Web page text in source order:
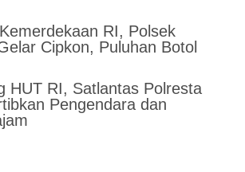
RI, Polsek
Cipkon, Puluhan Botol
HUT RI, Satlantas Polresta
Pengendara dan